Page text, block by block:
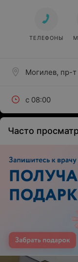
Могилев, пр-
с 08:00
ТЕЛЕФОНЫ
Часто